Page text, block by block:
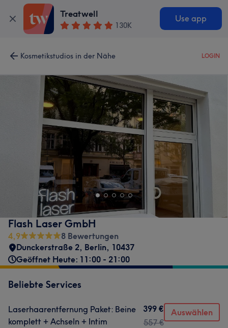
Treatwell
130K
Use app
Kosmetikstudios in der Nähe LOGIN
Flash Laser GmbH
4,9
8 Bewertungen
Dunckerstraße 2, Berlin, 10437
Geöffnet Heute: 11:00 - 21:00
Beliebte Services
Laserhaarentfernung Paket: Beine
komplett + Achseln + Intim
399 €
557 €
Auswählen